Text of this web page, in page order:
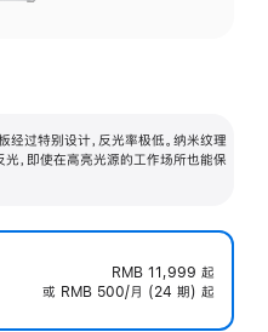
经过特别设计，反光率极低。纳米纹理
，即使在高亮光源的工作场所也能保
RMB 11,999 起
或 RMB 500/月 (24 期) 起